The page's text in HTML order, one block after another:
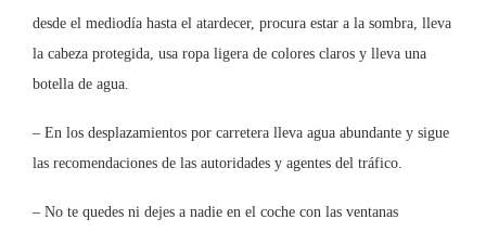
desde el mediodía hasta el atardecer, procura estar a la sombra, lleva
la cabeza protegida, usa ropa ligera de colores claros y lleva una
botella de agua.
– En los desplazamientos por carretera lleva agua abundante y sigue
las recomendaciones de las autoridades y agentes del tráfico.
– No te quedes ni dejes a nadie en el coche con las ventanas